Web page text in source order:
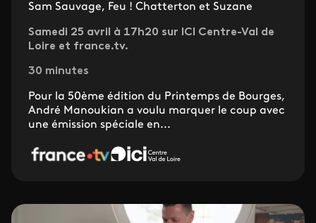
Sam Sauvage, Feu ! Chatterton et Suzane
Samedi 25 avril à 17h20 sur ICI Centre-Val de
Loire et france.tv.
30 minutes
Pour la 50ème édition du Printemps de Bourges,
André Manoukian a voulu marquer le coup avec
une émission spéciale en...